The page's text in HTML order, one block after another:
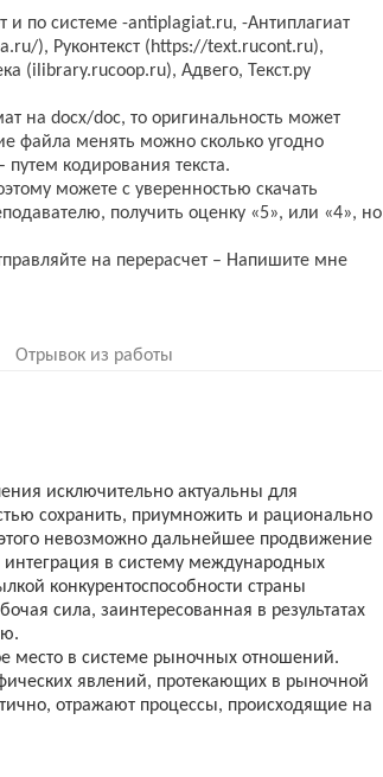
и по системе -antiplagiat.ru, -Антиплагиат
), Руконтекст (https://text.rucont.ru),
(ilibrary.rucoop.ru), Адвего, Текст.ру
на docx/doc, то оригинальность может
файла менять можно сколько угодно
кодирования текста.
можете с уверенностью скачать
получить оценку «5», или «4», но
на перерасчет – Напишите мне
Отрывок из работы
исключительно актуальны для
сохранить, приумножить и рационально
невозможно дальнейшее продвижение
в систему международных
конкурентоспособности страны
сила, заинтересованная в результатах
место в системе рыночных отношений.
явлений, протекающих в рыночной
отражают процессы, происходящие на
экономики, рынок труда играет